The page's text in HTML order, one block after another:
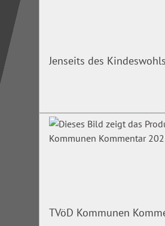
Jenseits des Kindeswohls
TVöD Kommunen